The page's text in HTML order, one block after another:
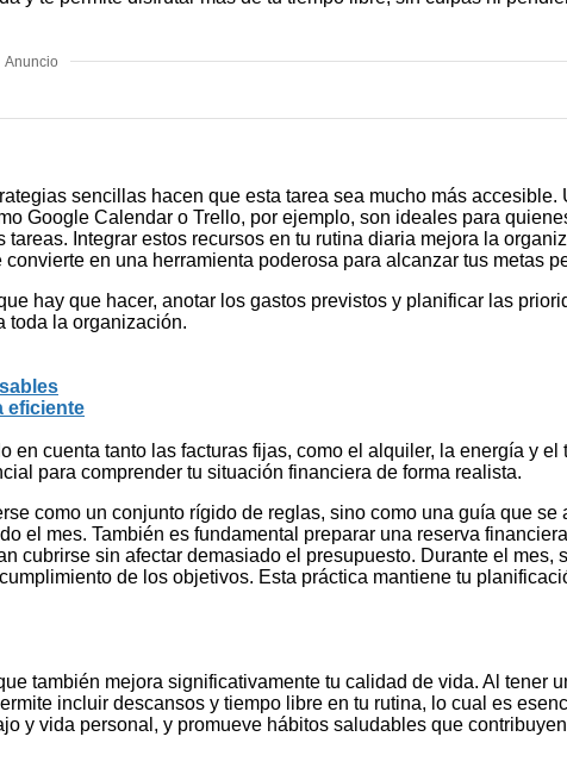
Anuncio
sencillas hacen que esta tarea sea mucho más accesible.
Google Calendar o Trello, por ejemplo, son ideales para
Integrar estos recursos en tu rutina diaria mejora la
en una herramienta poderosa para alcanzar tus metas
hay que hacer, anotar los gastos previstos y planificar las
toda la organización.
eficiente
cuenta tanto las facturas fijas, como el alquiler, la energía y el
para comprender tu situación financiera de forma realista.
como un conjunto rígido de reglas, sino como una guía que se
el mes. También es fundamental preparar una reserva
sin afectar demasiado el presupuesto. Durante el mes,
de los objetivos. Esta práctica mantiene tu
también mejora significativamente tu calidad de vida. Al tener
incluir descansos y tiempo libre en tu rutina, lo cual es
y vida personal, y promueve hábitos saludables que